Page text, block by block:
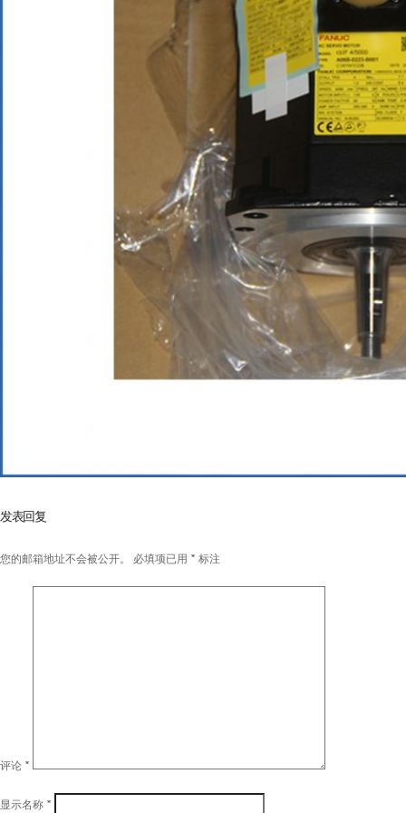
发表回复
您的邮箱地址不会被公开。 必填项已用 * 标注
评论 *
显示名称 *